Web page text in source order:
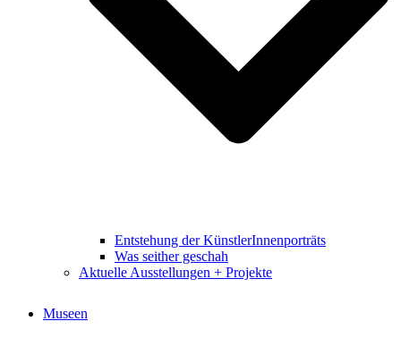
Entstehung der KünstlerInnenporträts
Was seither geschah
Aktuelle Ausstellungen + Projekte
Museen